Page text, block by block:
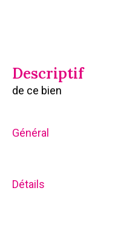
descriptif
de ce bien
Général
Détails